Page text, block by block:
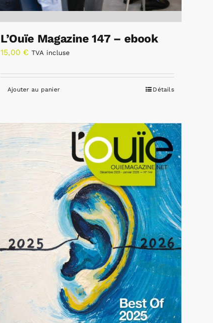
L’Ouïe Magazine 147 – ebook
15,00 € TVA incluse
Ajouter au panier Détails